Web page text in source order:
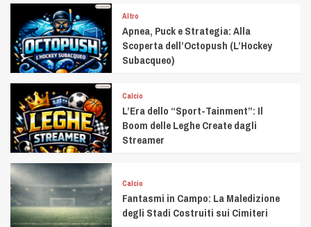
Altro
Apnea, Puck e Strategia: Alla
Scoperta dell’Octopush (L’Hockey
Subacqueo)
Calcio
L’Era dello “Sport-Tainment”: Il
Boom delle Leghe Create dagli
Streamer
Calcio
Fantasmi in Campo: La Maledizione
degli Stadi Costruiti sui Cimiteri